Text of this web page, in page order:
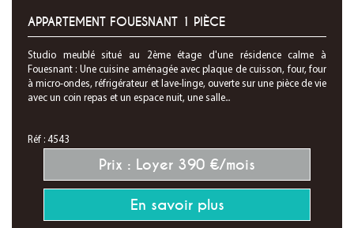
APPARTEMENT FOUESNANT 1 PIÈCE
Studio meublé situé au 2ème étage d'une résidence calme à
Fouesnant : Une cuisine aménagée avec plaque de cuisson, four, four
à micro-ondes, réfrigérateur et lave-linge, ouverte sur une pièce de vie
avec un coin repas et un espace nuit, une salle...
Réf : 4543
Prix : Loyer 390 €/mois
En savoir plus